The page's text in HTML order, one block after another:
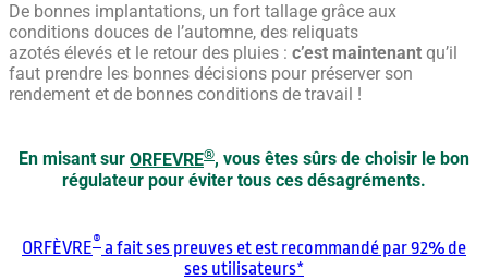
De bonnes implantations, un fort tallage grâce aux
conditions douces de l’automne, des reliquats
azotés élevés et le retour des pluies : c’est maintenant qu’il
faut prendre les bonnes décisions pour préserver son
rendement et de bonnes conditions de travail !
En misant sur ORFEVRE®, vous êtes sûrs de choisir le bon
régulateur pour éviter tous ces désagréments.
ORFÈVRE® a fait ses preuves et est recommandé par 92% de
ses utilisateurs*